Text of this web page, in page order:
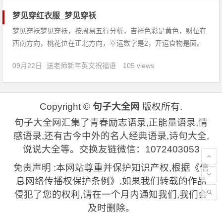
梦见穿红衣服_梦见穿袄
梦见穿袄梦见穿袄，按周易五行分析，吉祥色彩是黄色，财位在
西南方向，桃花位在正北方向，幸运数字是2，开运食物是面。
的运势不好，因为自己的言行举止得罪他人，因此需要学会如何
改变自己的言行举止。2、学生梦见穿袄，说明学业方面的运势
将下降。
09月22日 送老师新年英文祝福语 105 views
Copyright © 句子大全网 版权所有.
句子大全网汇集了青春励志语录,正能量语录,情
感语录,还有古今中外的名人经典语录,诗句大全,
说说大全等。交换友链微信：1072403053
免责声明 :本网站尊重并保护知识产权,根据《信
息网络传播权保护条例》,如果我们转载的作品
侵犯了您的权利,请在一个月内通知我们,我们会
及时删除。